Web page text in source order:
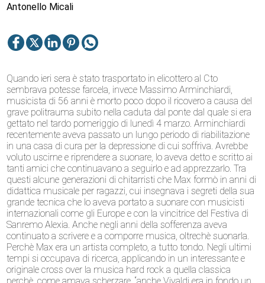
Antonello Micali
Quando ieri sera è stato trasportato in elicottero al Cto
sembrava potesse farcela, invece Massimo Arminchiardi,
musicista di 56 anni è morto poco dopo il ricovero a causa del
grave politrauma subito nella caduta dal ponte dal quale si era
gettato nel tardo pomeriggio di lunedì 4 marzo. Arminchiardi
recentemente aveva passato un lungo periodo di riabilitazione
in una casa di cura per la depressione di cui soffriva. Avrebbe
voluto uscirne e riprendere a suonare, lo aveva detto e scritto ai
tanti amici che continuavano a seguirlo e ad apprezzarlo. Tra
questi alcune generazioni di chitarristi che Max formò in anni di
didattica musicale per ragazzi, cui insegnava i segreti della sua
grande tecnica che lo aveva portato a suonare con musicisti
internazionali come gli Europe e con la vincitrice del Festiva di
Sanremo Alexia. Anche negli anni della sofferenza aveva
continuato a scrivere e a comporre musica, oltrechè suonarla.
Perchè Max era un artista completo, a tutto tondo. Negli ultimi
tempi si occupava di ricerca, applicando in un interessante e
originale cross over la musica hard rock a quella classica